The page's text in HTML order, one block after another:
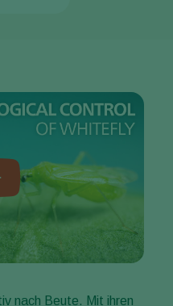
nach Beute. Mit ihren